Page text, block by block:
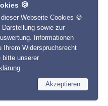
🍪
Webseite Cookies 🍪
sowie zur
Informationen
Ihrem Widerspruchsrecht
bitte unserer
Akzeptieren